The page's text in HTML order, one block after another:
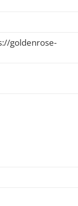
goldenrose-